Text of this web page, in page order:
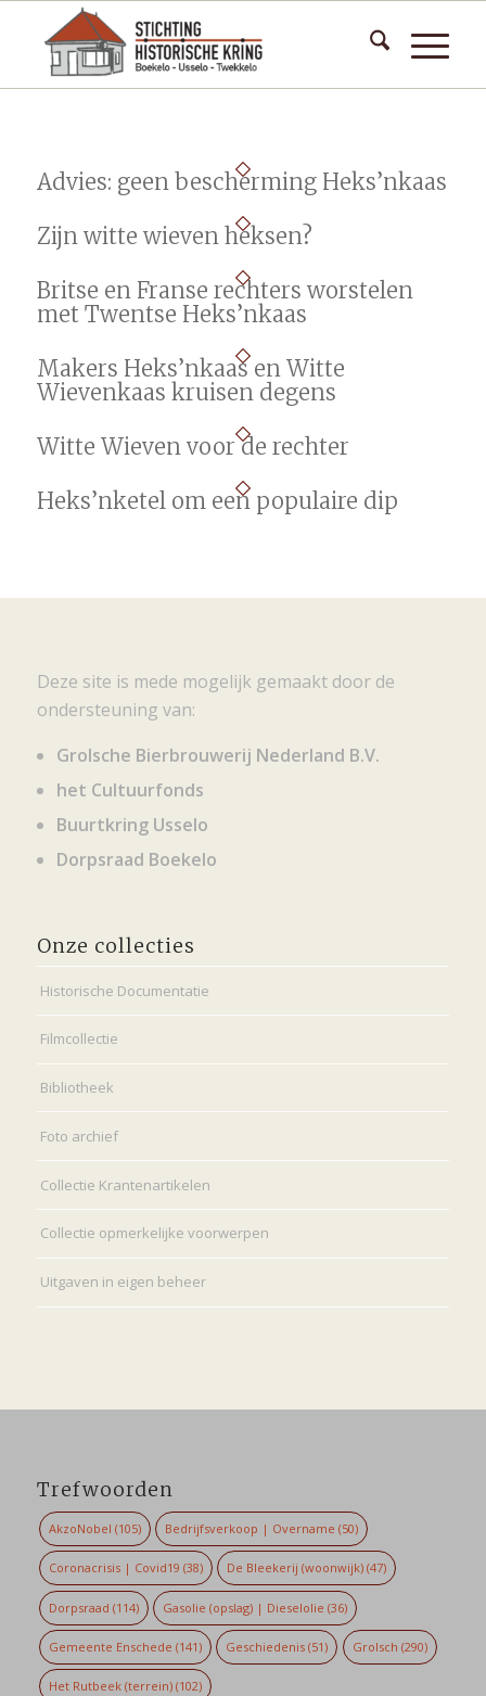
Advies: geen bescherming Heks’nkaas
Zijn witte wieven heksen?
Britse en Franse rechters worstelen
met Twentse Heks’nkaas
Makers Heks’nkaas en Witte
Wievenkaas kruisen degens
Witte Wieven voor de rechter
Heks’nketel om een populaire dip
Deze site is mede mogelijk gemaakt door de
ondersteuning van:
Grolsche Bierbrouwerij Nederland B.V.
het Cultuurfonds
Buurtkring Usselo
Dorpsraad Boekelo
Onze collecties
Historische Documentatie
Filmcollectie
Bibliotheek
Foto archief
Collectie Krantenartikelen
Collectie opmerkelijke voorwerpen
Uitgaven in eigen beheer
Trefwoorden
AkzoNobel (105) Bedrijfsverkoop | Overname (50)
Coronacrisis | Covid19 (38) De Bleekerij (woonwijk) (47)
Dorpsraad (114) Gasolie (opslag) | Dieselolie (36)
Gemeente Enschede (141) Geschiedenis (51) Grolsch (290)
Het Rutbeek (terrein)(102)